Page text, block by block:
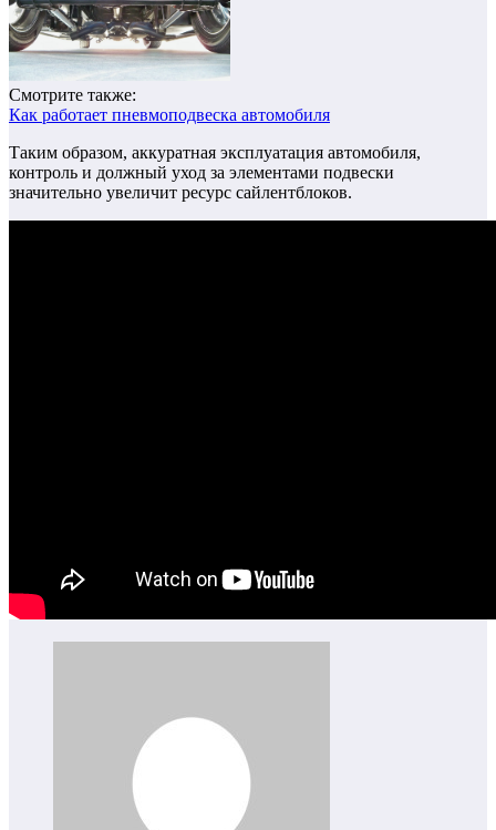
Смотрите также:
Как работает пневмоподвеска автомобиля
Таким образом, аккуратная эксплуатация автомобиля,
контроль и должный уход за элементами подвески
значительно увеличит ресурс сайлентблоков.